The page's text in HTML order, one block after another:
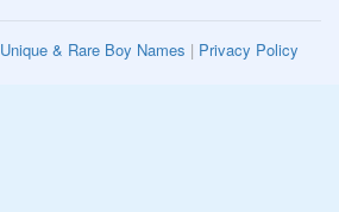
Unique & Rare Boy Names | Privacy Policy